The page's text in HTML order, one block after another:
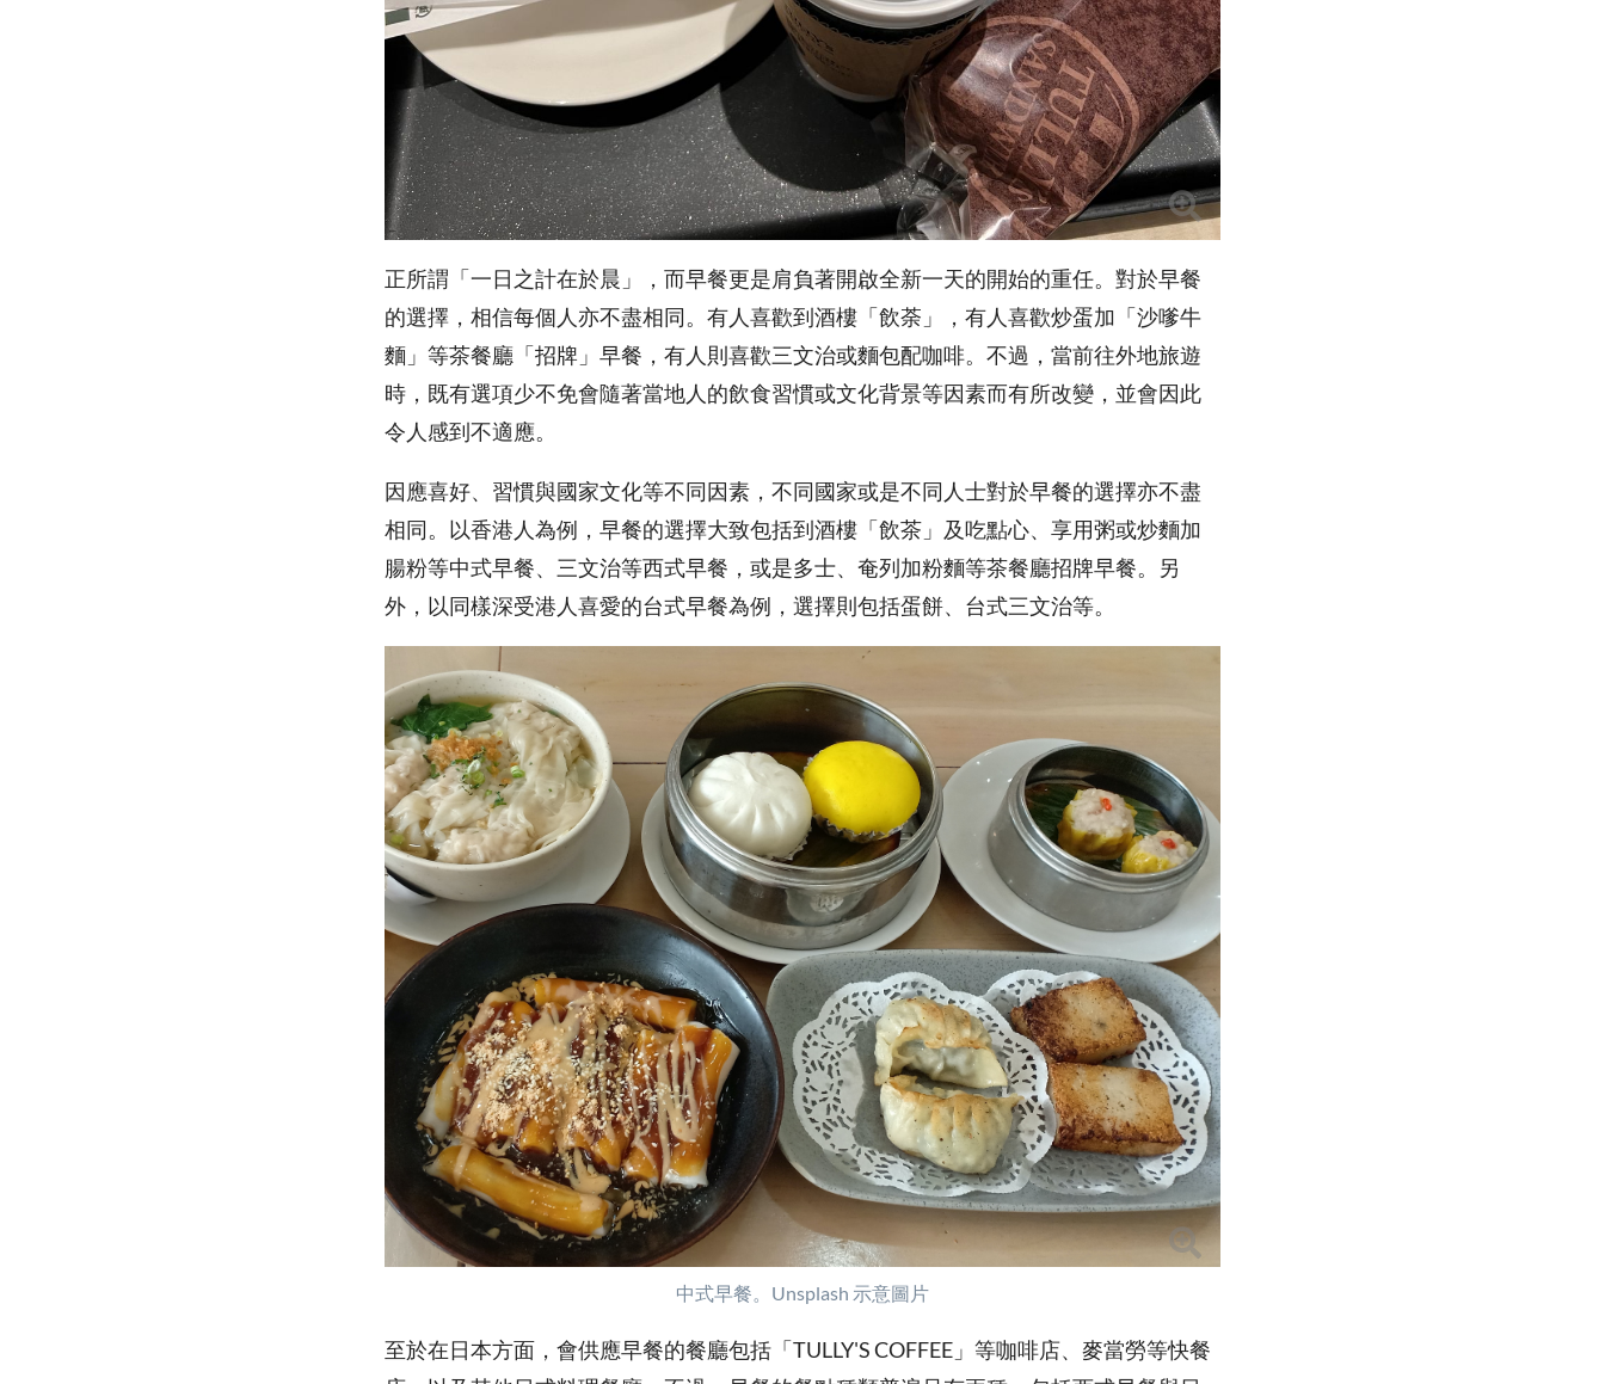
正所謂「一日之計在於晨」，而早餐更是肩負著開啟全新一天的開始的重任。對於早餐
的選擇，相信每個人亦不盡相同。有人喜歡到酒樓「飲荼」，有人喜歡炒蛋加「沙嗲牛
麵」等茶餐廳「招牌」早餐，有人則喜歡三文治或麵包配咖啡。不過，當前往外地旅遊
時，既有選項少不免會隨著當地人的飲食習慣或文化背景等因素而有所改變，並會因此
令人感到不適應。
因應喜好、習慣與國家文化等不同因素，不同國家或是不同人士對於早餐的選擇亦不盡
相同。以香港人為例，早餐的選擇大致包括到酒樓「飲茶」及吃點心、享用粥或炒麵加
腸粉等中式早餐、三文治等西式早餐，或是多士、奄列加粉麵等茶餐廳招牌早餐。另
外，以同樣深受港人喜愛的台式早餐為例，選擇則包括蛋餅、台式三文治等。
中式早餐。Unsplash 示意圖片
至於在日本方面，會供應早餐的餐廳包括「TULLY'S COFFEE」等咖啡店、麥當勞等快餐